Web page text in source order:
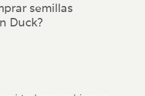
semillas
Duck?